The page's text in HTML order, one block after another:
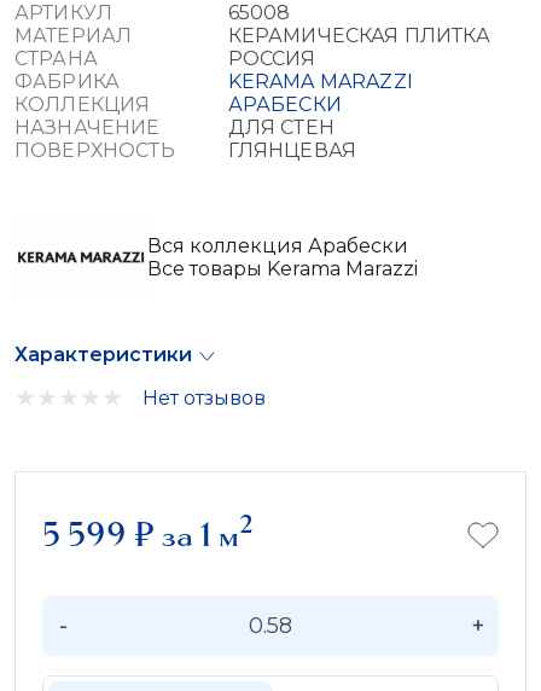
АРТИКУЛ
65008
МАТЕРИАЛ
КЕРАМИЧЕСКАЯ ПЛИТКА
СТРАНА
РОССИЯ
ФАБРИКА
KERAMA MARAZZI
КОЛЛЕКЦИЯ
АРАБЕСКИ
НАЗНАЧЕНИЕ
ДЛЯ СТЕН
ПОВЕРХНОСТЬ
ГЛЯНЦЕВАЯ
Вся коллекция Арабески
Все товары Kerama Marazzi
Характеристики
Нет отзывов
5 599 ₽за 1 м2
- +